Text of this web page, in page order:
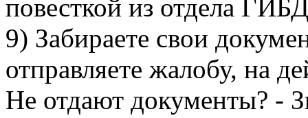
повесткой из отдела
9) Забираете свои
отправляете жалобу, на
Не отдают документы? -